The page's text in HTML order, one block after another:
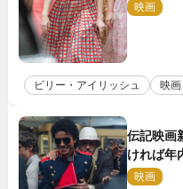
映画
ビリー・アイリッシュ 映画
伝記映画
ければ年
映画